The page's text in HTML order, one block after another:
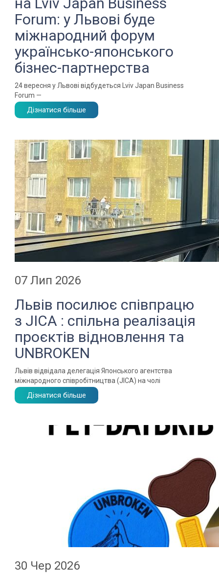
Forum: у Львові буде
міжнародний форум
українсько-японського
бізнес-партнерства
24 вересня у Львові відбудеться Lviv Japan Business
Forum —
Дізнатися більше
07 Лип 2026
Львів посилює співпрацю
з JICA : спільна реалізація
проєктів відновлення та
UNBROKEN
Львів відвідала делегація Японського агентства
міжнародного співробітництва (JICA) на чолі
Дізнатися більше
30 Чер 2026